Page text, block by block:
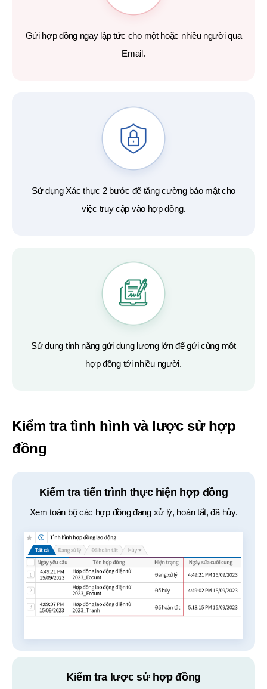
Gửi hợp đồng ngay lập tức cho một hoặc nhiều người qua
Email.
Sử dụng Xác thực 2 bước để tăng cường bảo mật cho
việc truy cập vào hợp đồng.
Sử dụng tính năng gửi dung lượng lớn để gửi cùng một
hợp đồng tới nhiều người.
Kiểm tra tình hình và lược sử hợp
đồng
Kiểm tra tiến trình thực hiện hợp đồng
Xem toàn bộ các hợp đồng đang xử lý, hoàn tất, đã hủy.
Kiểm tra lược sử hợp đồng